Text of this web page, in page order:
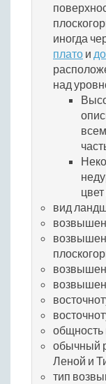
иногда
плато и
над
вид
общность
обычный
Леной и
тип